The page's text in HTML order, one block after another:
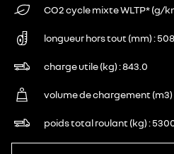
CO2 cycle mixte WLTP* (g/
longueur hors tout (mm)
charge utile (kg) 843.0
volume de chargement (m3)
poids total roulant (kg)